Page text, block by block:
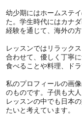
幼少期にはホームステ
た。学生時代にはカナ
経験を通じて、海外の
レッスンではリラック
合わせて、優しく丁寧
食べることや料理、ド
私のプロフィールの画
のものです。子供も大
レッスンの中でも日本
たいと考えています。